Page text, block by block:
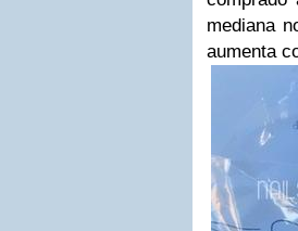
mediana
aumenta